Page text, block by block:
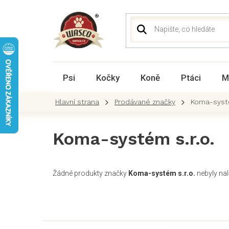
Psi Kočky Koně Ptáci
Prodávané značky Koma-
Koma-systém s.r.o.
Žádné produkty značky Koma-systém s.r.o. nebyly